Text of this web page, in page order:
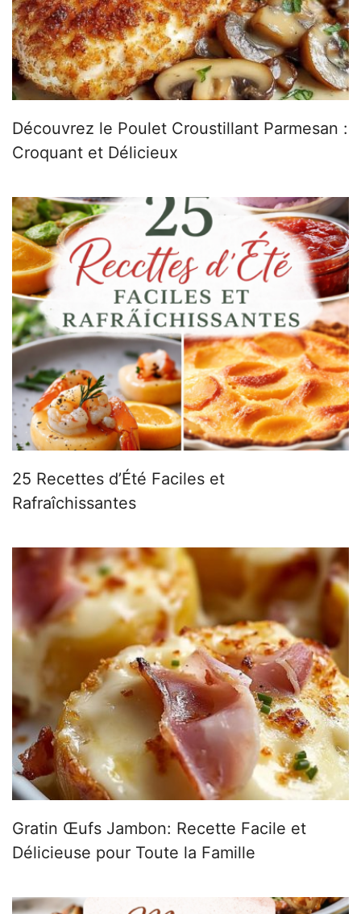
Découvrez le Poulet Croustillant Parmesan :
Croquant et Délicieux
25 Recettes d’Été Faciles et
Rafraîchissantes
Gratin Œufs Jambon: Recette Facile et
Délicieuse pour Toute la Famille